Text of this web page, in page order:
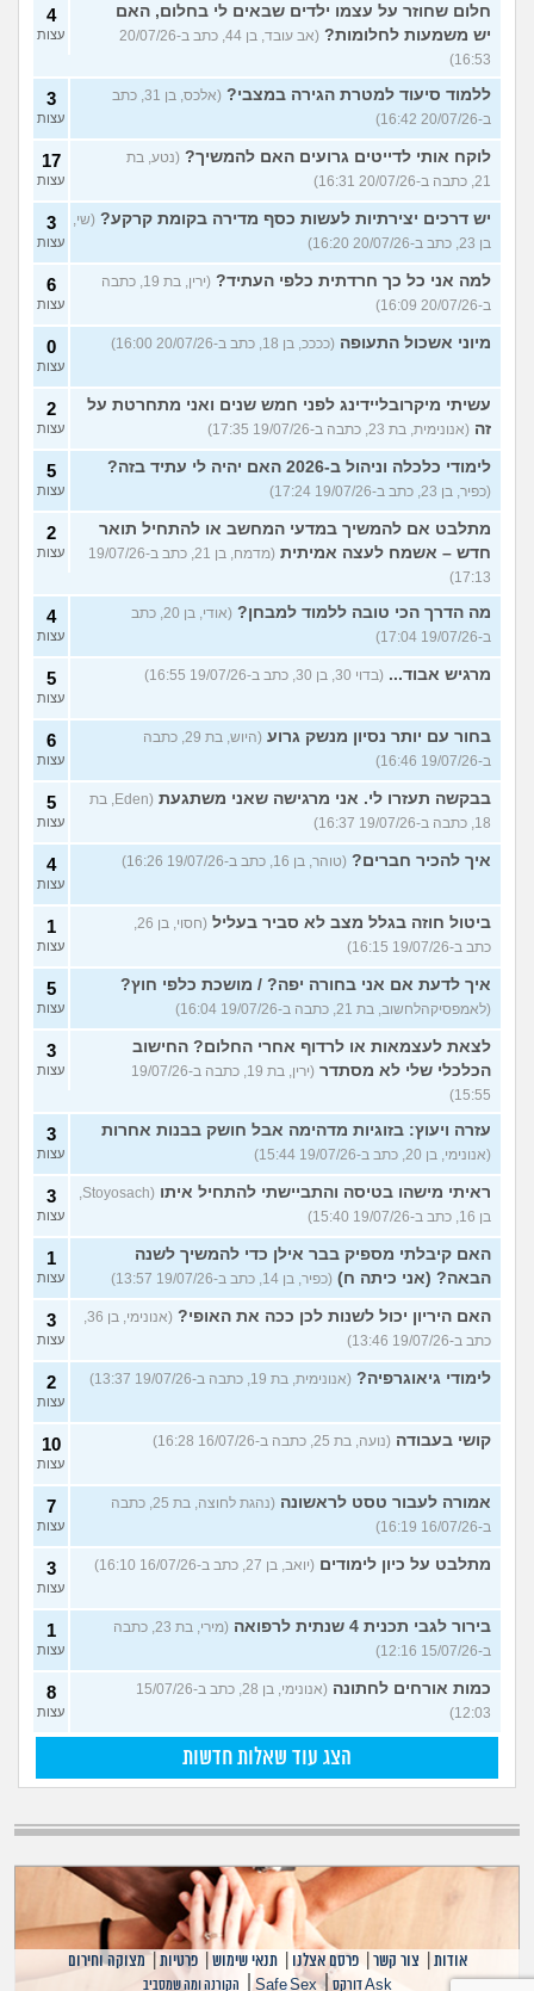
חלום שחוזר על עצמו ילדים שבאים לי בחלום, האם
יש משמעות לחלומות?
(אב עובד, בן 44, כתב ב-20/07/26
16:53)
4
עצות
ללמוד סיעוד למטרת הגירה במצבי?
(אלכס, בן 31, כתב
ב-20/07/26 16:42)
3
עצות
לוקח אותי לדייטים גרועים האם להמשיך? (נטע, בת
21, כתבה ב-20/07/26 16:31)
17
עצות
יש דרכים יצירתיות לעשות כסף מדירה בקומת קרקע? (שי,
בן 23, כתב ב-20/07/26 16:20)
3
עצות
למה אני כל כך חרדתית כלפי העתיד?
(ירין, בת 19, כתבה
ב-20/07/26 16:09)
6
עצות
מיוני אשכול התעופה (ככככ, בן 18, כתב ב-20/07/26 16:00) 0
עצות
עשיתי מיקרובליידינג לפני חמש שנים ואני מתחרטת על
זה (אנונימית, בת 23, כתבה ב-19/07/26 17:35)
2
עצות
לימודי כלכלה וניהול ב-2026 האם יהיה לי עתיד בזה?
(כפיר, בן 23, כתב ב-19/07/26 17:24)
5
עצות
מתלבט אם להמשיך במדעי המחשב או להתחיל תואר
חדש – אשמח לעצה אמיתית
(מדמח, בן 21, כתב ב-19/07/26
17:13)
2
עצות
מה הדרך הכי טובה ללמוד למבחן?
(אודי, בן 20, כתב
ב-19/07/26 17:04)
4
עצות
מרגיש אבוד... (בדוי 30, בן 30, כתב ב-19/07/26 16:55) 5
עצות
בחור עם יותר נסיון מנשק גרוע
(היוש, בת 29, כתבה
ב-19/07/26 16:46)
6
עצות
בבקשה תעזרו לי. אני מרגישה שאני משתגעת
(Eden, בת
18, כתבה ב-19/07/26 16:37)
5
עצות
איך להכיר חברים? (טוהר, בן 16, כתב ב-19/07/26 16:26) 4
עצות
ביטול חוזה בגלל מצב לא סביר בעליל
(חסוי, בן 26,
כתב ב-19/07/26 16:15)
1
עצות
איך לדעת אם אני בחורה יפה? / מושכת כלפי חוץ?
(לאמפסיקהלחשוב, בת 21, כתבה ב-19/07/26 16:04)
5
עצות
לצאת לעצמאות או לרדוף אחרי החלום? החישוב
הכלכלי שלי לא מסתדר
(ירין, בת 19, כתבה ב-19/07/26
15:55)
3
עצות
עזרה ויעוץ: בזוגיות מדהימה אבל חושק בבנות אחרות
(אנונימי, בן 20, כתב ב-19/07/26 15:44)
3
עצות
ראיתי מישהו בטיסה והתביישתי להתחיל איתו
(Stoyosach,
בן 16, כתב ב-19/07/26 15:40)
3
עצות
האם קיבלתי מספיק בבר אילן כדי להמשיך לשנה
הבאה? (אני כיתה ח) (כפיר, בן 14, כתב ב-19/07/26 13:57)
1
עצות
האם היריון יכול לשנות לכן ככה את האופי?
(אנונימי, בן 36,
כתב ב-19/07/26 13:46)
3
עצות
לימודי גיאוגרפיה? (אנונימית, בת 19, כתבה ב-19/07/26 13:37) 2
עצות
קושי בעבודה (נועה, בת 25, כתבה ב-16/07/26 16:28) 10
עצות
אמורה לעבור טסט לראשונה
(נהגת לחוצה, בת 25, כתבה
ב-16/07/26 16:19)
7
עצות
מתלבט על כיון לימודים (יואב, בן 27, כתב ב-16/07/26 16:10) 3
עצות
בירור לגבי תכנית 4 שנתית לרפואה
(מירי, בת 23, כתבה
ב-15/07/26 12:16)
1
עצות
כמות אורחים לחתונה
(אנונימי, בן 28, כתב ב-15/07/26
12:03)
8
עצות
הצג עוד שאלות חדשות
אודות צור קשר |פרסם אצלנו |תנאי שימוש |פרטיות |מצוקה וחירום
Ask דורקס |
Safe Sex
| הקורנה ומה שמסביב